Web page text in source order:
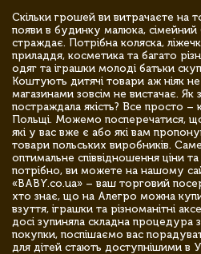
Скільки грошей ви витрачаєте на
появи в будинку малюка,
страждає. Потрібна коляска,
приладдя, косметика та багато
одяг та іграшки молоді батьки
Коштують дитячі товари аж ніяк
магазинами зовсім не вистачає.
постраждала якість? Все просто –
Польщі. Можемо посперечатися,
які у вас вже є або які вам
товари польських виробників.
оптимальне співвідношення ціни
потрібно, ви можете на нашому
«BABY.co.ua» – ваш торговий
хто знає, що на Алегро можна
взуття, іграшки та різноманітні
досі зупиняла складна процедура
покупки, поспішаємо вас
для дітей стають доступнішими в